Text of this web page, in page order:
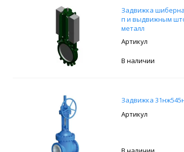
Задвижка
п и выдвижным
металл
В наличии
Задвижка